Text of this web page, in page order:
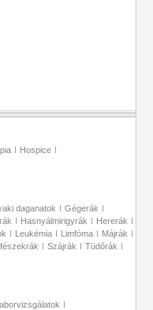
Hospice
daganatok
Gégerák
Hasnyálmirigyrák
Hererák
Leukémia Limfóma
Májrák
Szájrák
Tüdőrák